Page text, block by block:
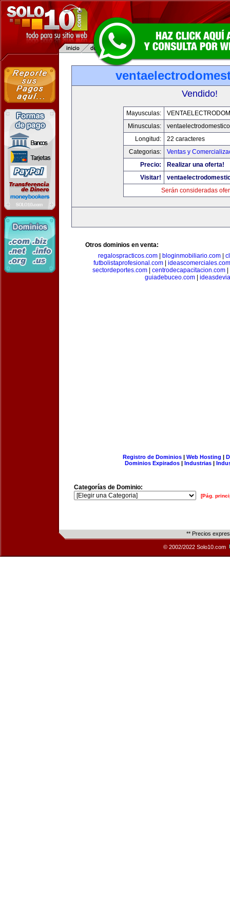
Vendido!
Mayusculas:
Minusculas:
Longitud:
22 caracteres
Categorias:
Ventas y
Precio:
Realizar una oferta!
Visitar!
Serán consideradas
Otros dominios en venta:
regalospracticos.com| bloginmobiliario.com|
futbolistaprofesional.com
ideascomerciales.com
sectordeportes.com| centrodecapacitacion.com|
guiadebuceo.com|
Registro de Dominios| Web Hosting |
Dominios Expirados | Industrias |
Categorías de Dominio:
[Pág.
** Precios
© 2002/2022 Solo10.com